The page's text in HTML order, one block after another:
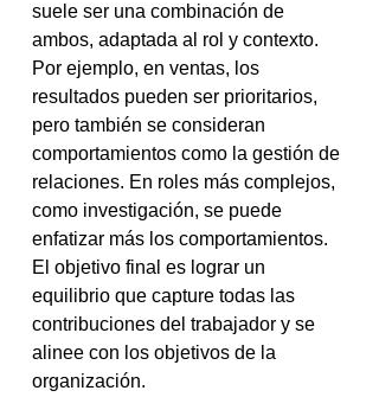
suele ser una combinación de
ambos, adaptada al rol y contexto.
Por ejemplo, en ventas, los
resultados pueden ser prioritarios,
pero también se consideran
comportamientos como la gestión de
relaciones. En roles más complejos,
como investigación, se puede
enfatizar más los comportamientos.
El objetivo final es lograr un
equilibrio que capture todas las
contribuciones del trabajador y se
alinee con los objetivos de la
organización.